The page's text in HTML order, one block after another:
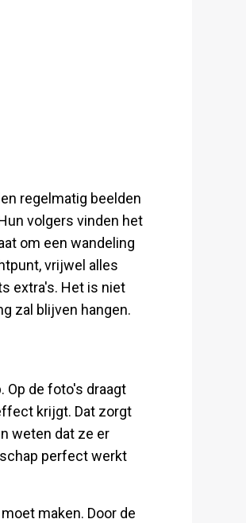
regelmatig beelden
volgers vinden het
om een wandeling
vrijwel alles
extra's. Het is niet
zal blijven hangen.
Op de foto's draagt
krijgt. Dat zorgt
weten dat ze er
perfect werkt
maken. Door de